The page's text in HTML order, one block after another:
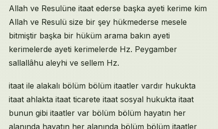
Allah ve Resulüne itaat ederse başka ayeti kerime kim
Allah ve Resulü size bir şey hükmederse mesele
bitmiştir başka bir hüküm arama bakın ayeti
kerimelerde ayeti kerimelerde Hz. Peygamber
sallallâhu aleyhi ve sellem Hz.
itaat ile alakalı bölüm bölüm itaatler vardır hukukta
itaat ahlakta itaat ticarete itaat sosyal hukukta itaat
bunun gibi itaatler var bölüm bölüm hayatın her
alanında hayatın her alanında bölüm bölüm itaatler